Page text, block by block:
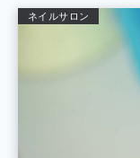
ネイルサロン